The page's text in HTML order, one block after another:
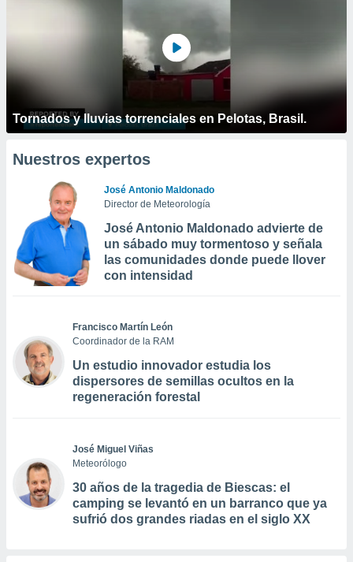
Tornados y lluvias torrenciales en Pelotas, Brasil.
Nuestros expertos
José Antonio Maldonado
Director de Meteorología
José Antonio Maldonado advierte de
un sábado muy tormentoso y señala
las comunidades donde puede llover
con intensidad
Francisco Martín León
Coordinador de la RAM
Un estudio innovador estudia los
dispersores de semillas ocultos en la
regeneración forestal
José Miguel Viñas
Meteorólogo
30 años de la tragedia de Biescas: el
camping se levantó en un barranco que ya
sufrió dos grandes riadas en el siglo XX